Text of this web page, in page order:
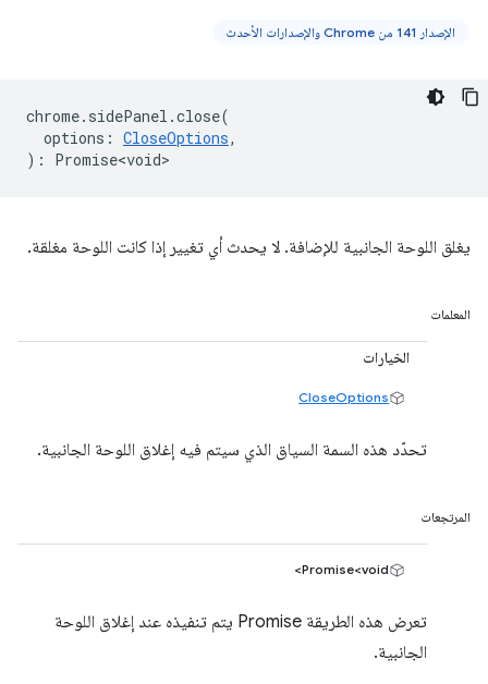
الإصدار 141 من Chrome والإصدارات الأحدث
chrome. sidePanel .close(
options : CloseOptions,
) : Promise<void>
يغلق اللوحة الجانبية للإضافة. لا يحدث أي تغيير إذا كانت اللوحة مغلقة.
المعلمات
الخيارات
CloseOptions
تحدّد هذه السمة السياق الذي سيتم فيه إغلاق اللوحة الجانبية.
المرتجعات
Promise<void>
تعرض هذه الطريقة Promise يتم تنفيذه عند إغلاق اللوحة
الجانبية.